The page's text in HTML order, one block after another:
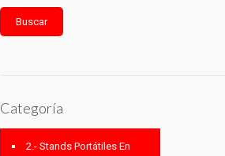
Buscar
Categoría
2.- Stands Portátiles En